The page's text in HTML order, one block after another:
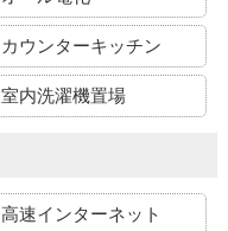
カウンターキッチン
室内洗濯機置場
高速インターネット